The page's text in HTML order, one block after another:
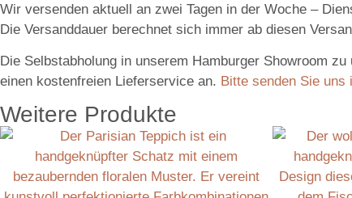
Wir versenden aktuell an zwei Tagen in der Woche –
Die Versanddauer berechnet sich immer ab diesen
Die Selbstabholung in unserem Hamburger Showroom
einen kostenfreien Lieferservice an. Bitte senden Sie
Weitere Produkte